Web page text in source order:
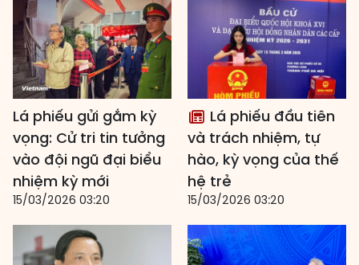
Lá phiếu gửi gắm kỳ
vọng: Cử tri tin tưởng
vào đội ngũ đại biểu
nhiệm kỳ mới
15/03/2026 03:20
Lá phiếu đầu tiên
và trách nhiệm, tự
hào, kỳ vọng của thế
hệ trẻ
15/03/2026 03:20